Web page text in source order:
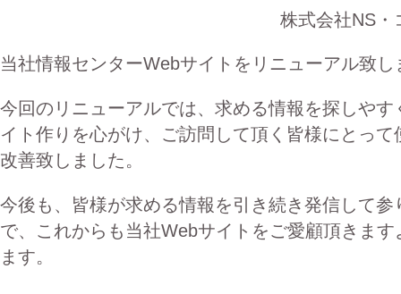
株式会社NS・
当社情報センターWebサイトをリニューアル致し
今回のリニューアルでは、求める情報を探しやす
イト作りを心がけ、ご訪問して頂く皆様にとっ
改善致しました。
今後も、皆様が求める情報を引き続き発信して参
で、これからも当社Webサイトをご愛顧頂きま
ます。